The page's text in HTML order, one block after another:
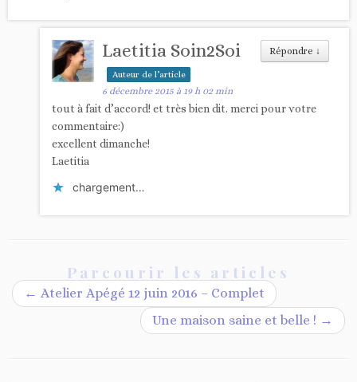
Répondre ↓
Laetitia Soin2Soi
Auteur de l’article
6 décembre 2015 à 19 h 02 min
tout à fait d’accord! et très bien dit. merci pour votre
commentaire:)
excellent dimanche!
Laetitia
chargement…
Parcourir les articles
← Atelier Apégé 12 juin 2016 – Complet
Une maison saine et belle ! →